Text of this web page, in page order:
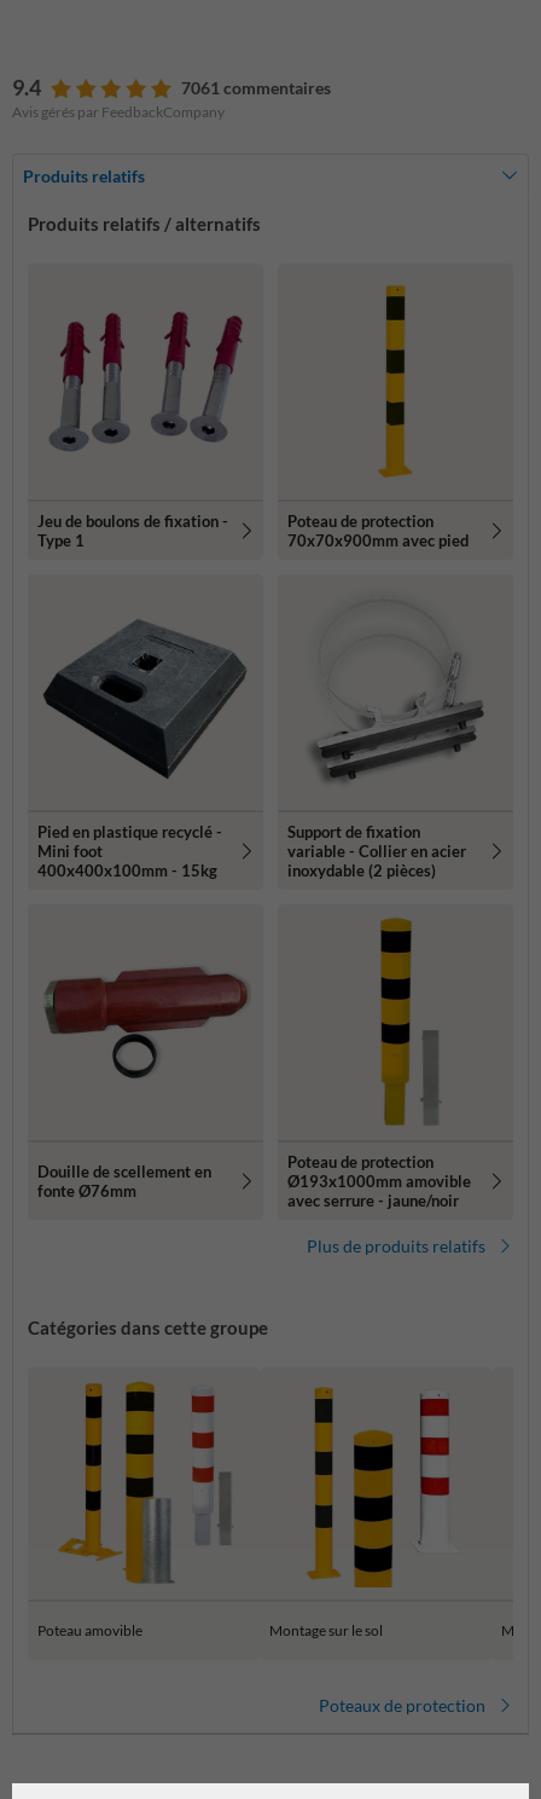
9.4 7061 commentaires
Avis gérés par FeedbackCompany
Produits relatifs
Produits relatifs / alternatifs
Jeu de boulons de fixation -
Type 1
Poteau de protection
70x70x900mm avec pied
Pied en plastique recyclé -
Mini foot
400x400x100mm - 15kg
Support de fixation
variable - Collier en acier
inoxydable (2 pièces)
Douille de scellement en
fonte Ø76mm
Poteau de protection
Ø193x1000mm amovible
avec serrure - jaune/noir
Plus de produits relatifs
Catégories dans cette groupe
Poteau amovible Montage sur le sol
Poteaux de protection